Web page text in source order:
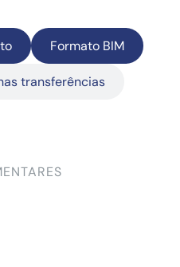
Formato BIM
transferências